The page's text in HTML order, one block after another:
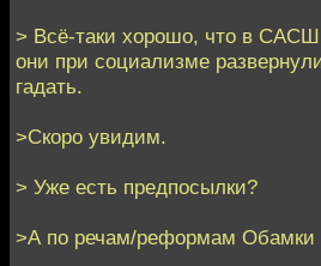
> Всё-таки хорошо, что в
они при социализме
гадать.
>Скоро увидим.
> Уже есть предпосылки?
>А по речам/реформам Обамки